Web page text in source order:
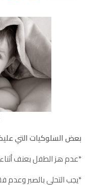
بعض السلوكيات التي
*عدم هز الطفل بعنف
*يجب التحلي بالصبر وعدم